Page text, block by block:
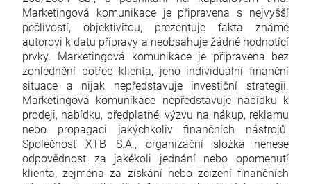
Marketingová komunikace je připravena s nejvyšší
pečlivostí, objektivitou, prezentuje fakta známé
autorovi k datu přípravy a neobsahuje žádné hodnotící
prvky. Marketingová komunikace je připravena bez
zohlednění potřeb klienta, jeho individuální finanční
situace a nijak nepředstavuje investiční strategii.
Marketingová komunikace nepředstavuje nabídku k
prodeji, nabídku, předplatné, výzvu na nákup, reklamu
nebo propagaci jakýchkoliv finančních nástrojů.
Společnost XTB S.A., organizační složka nenese
odpovědnost za jakékoli jednání nebo opomenutí
klienta, zejména za získání nebo zcizení finančních